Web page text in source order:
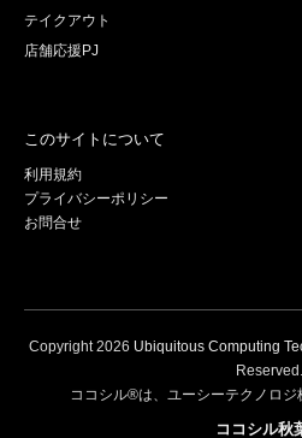
テイクアウト
店舗応援PJ
このサイトについて
利用規約
プライバシーポリシー
お問合せ
Copyright2026 Ubiquitous Computing
Reserved.
ココシル®は、ユーシーテクノロジ
ココシル秋